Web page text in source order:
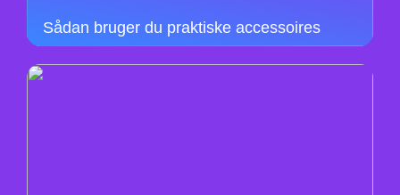
Sådan bruger du praktiske accessoires